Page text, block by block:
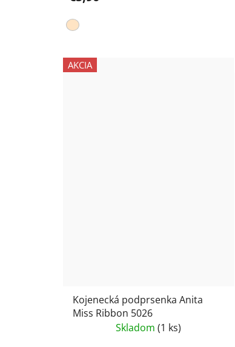
AKCIA
Kojenecká podprsenka Anita
Miss Ribbon 5026
Skladom(1 ks)